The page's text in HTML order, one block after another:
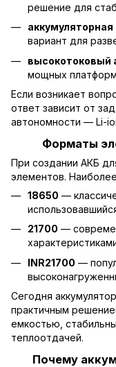
решение для
вариант для
высокотоковый
мощных
Если возникает
ответ зависит от
автономности — Li-
Форматы
При создании АКБ
элементов.
18650 —
21700 —
INR21700 —
Сегодня
практичным
емкостью,
теплоотдачей.
Почему